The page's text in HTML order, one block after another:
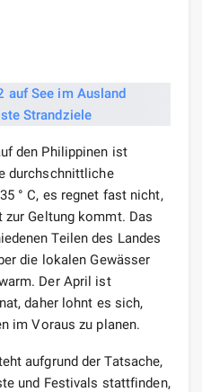
den Philippinen ist
durchschnittliche
° C, es regnet fast nicht,
zur Geltung kommt. Das
Teilen des Landes
die lokalen Gewässer
Der April ist
daher lohnt es sich,
im Voraus zu planen.
aufgrund der Tatsache,
und Festivals stattfinden,